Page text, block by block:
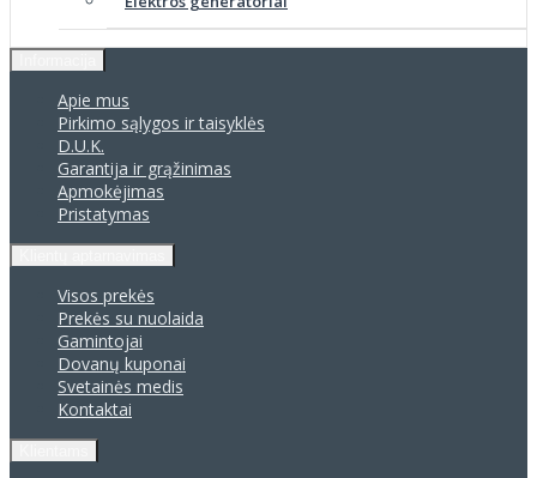
Apie mus
Pirkimo sąlygos ir taisyklės
D.U.K.
Garantija ir grąžinimas
Apmokėjimas
Pristatymas
Visos prekės
Prekės su nuolaida
Gamintojai
Dovanų kuponai
Svetainės medis
Kontaktai